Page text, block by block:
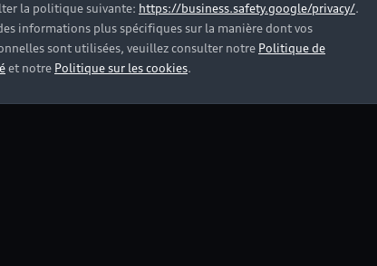
la politique suivante: https://business.safety.google/privacy/.
informations plus spécifiques sur la manière dont vos
sont utilisées, veuillez consulter notre Politique de
et notre Politique sur les cookies.